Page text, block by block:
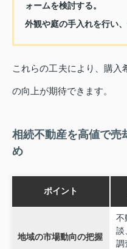
ォームを検討する。
外観や庭の手入れを行い
これらの工夫により、購入
の向上が期待できます。
相続不動産を高値で売
め
ポイント
地域の市場動向の把握
不
談
調